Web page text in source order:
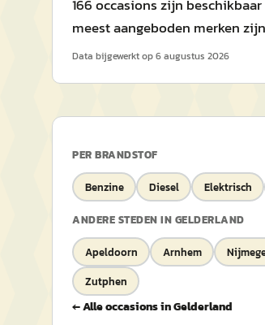
166 occasions zijn
meest aangeboden merken
Data bijgewerkt op6 augustus 2026
PER BRANDSTOF
Benzine Diesel Elektrisch
ANDERE STEDEN IN GELDERLAND
Apeldoorn Arnhem
Zutphen
← Alle occasions inGelderland